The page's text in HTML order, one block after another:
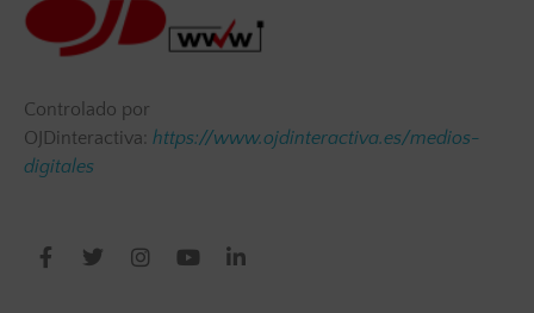
Controlado por
OJDinteractiva: https://www.ojdinteractiva.es/medios-
digitales